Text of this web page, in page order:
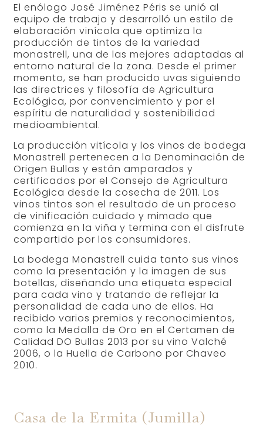
El enólogo José Jiménez Péris se unió al
equipo de trabajo y desarrolló un estilo de
elaboración vinícola que optimiza la
producción de tintos de la variedad
monastrell, una de las mejores adaptadas al
entorno natural de la zona. Desde el primer
momento, se han producido uvas siguiendo
las directrices y filosofía de Agricultura
Ecológica, por convencimiento y por el
espíritu de naturalidad y sostenibilidad
medioambiental.
La producción vitícola y los vinos de bodega
Monastrell pertenecen a la Denominación de
Origen Bullas y están amparados y
certificados por el Consejo de Agricultura
Ecológica desde la cosecha de 2011. Los
vinos tintos son el resultado de un proceso
de vinificación cuidado y mimado que
comienza en la viña y termina con el disfrute
compartido por los consumidores.
La bodega Monastrell cuida tanto sus vinos
como la presentación y la imagen de sus
botellas, diseñando una etiqueta especial
para cada vino y tratando de reflejar la
personalidad de cada uno de ellos. Ha
recibido varios premios y reconocimientos,
como la Medalla de Oro en el Certamen de
Calidad DO Bullas 2013 por su vino Valché
2006, o la Huella de Carbono por Chaveo
2010.
Casa de la Ermita (Jumilla)